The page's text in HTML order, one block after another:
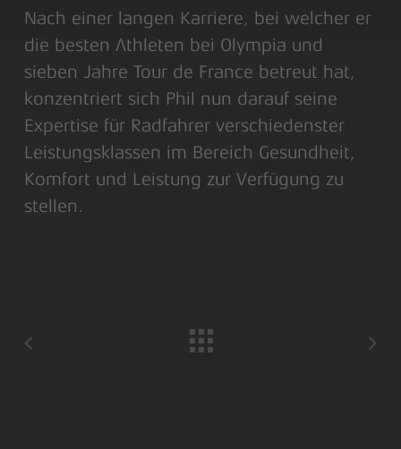
Nach einer langen Karriere, bei welcher er
die besten Athleten bei Olympia und
sieben Jahre Tour de France betreut hat,
konzentriert sich Phil nun darauf seine
Expertise für Radfahrer verschiedenster
Leistungsklassen im Bereich Gesundheit,
Komfort und Leistung zur Verfügung zu
stellen.